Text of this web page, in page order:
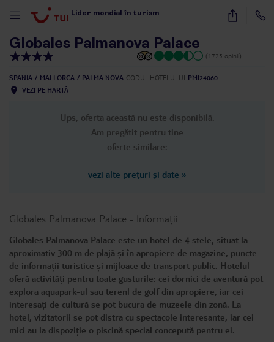
Lider mondial în turism 29
Globales Palmanova Palace
(1725 opinii)
SPANIA MALLORCA PALMA NOVA CODUL HOTELULUI PMI24060
VEZI PE HARTĂ
Ups, oferta această nu este disponibilă.
Am pregătit pentru tine
oferte similare:
vezi alte prețuri și date »
Globales Palmanova Palace - Informații
Globales Palmanova Palace este un hotel de 4 stele, situat la
aproximativ 300 m de plajă și în apropiere de magazine, puncte
de informații turistice și mijloace de transport public. Hotelul
oferă activități pentru toate gusturile: cei dornici de aventură pot
explora aquapark-ul sau terenl de golf din apropiere, iar cei
interesați de cultură se pot bucura de muzeele din zonă. La
hotel, vizitatorii se pot distra cu spectacole interesante, iar cei
mici au la dispoziție o piscină special concepută pentru ei.